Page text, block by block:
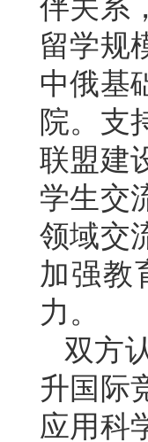
伴关系
留学规
中俄基
院。支
联盟建
学生交
领域交
加强教
力。
双方
升国际
应用科